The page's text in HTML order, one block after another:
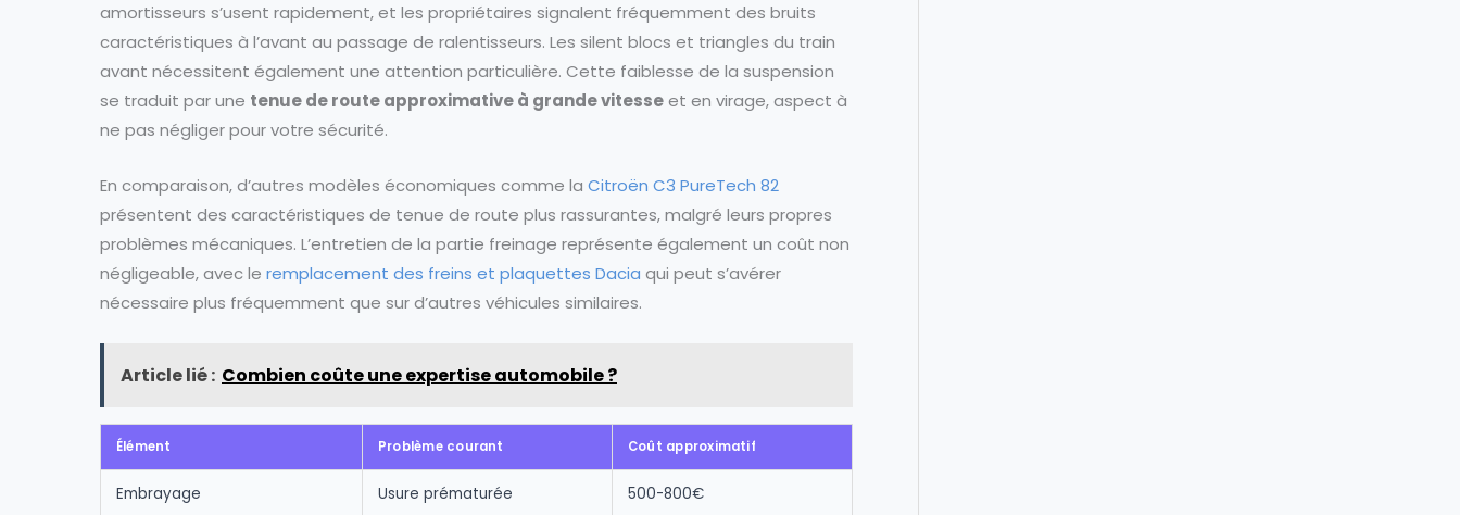
amortisseurs s’usent rapidement, et les propriétaires signalent fréquemment des bruits
caractéristiques à l’avant au passage de ralentisseurs. Les silent blocs et triangles du train
avant nécessitent également une attention particulière. Cette faiblesse de la suspension
se traduit par une tenue de route approximative à grande vitesseet en virage, aspect à
ne pas négliger pour votre sécurité.
En comparaison, d’autres modèles économiques comme la Citroën C3 PureTech 82
présentent des caractéristiques de tenue de route plus rassurantes, malgré leurs propres
problèmes mécaniques. L’entretien de la partie freinage représente également un coût non
négligeable, avec le remplacement des freins et plaquettes Dacia qui peut s’avérer
nécessaire plus fréquemment que sur d’autres véhicules similaires.
Article lié : Combien coûte une expertise automobile ?
Élément Problème courant Coût approximatif
Embrayage Usure prématurée 500-800€